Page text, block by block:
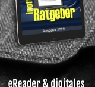
24. Juli 2012